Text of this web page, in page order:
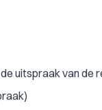
uitspraak van de